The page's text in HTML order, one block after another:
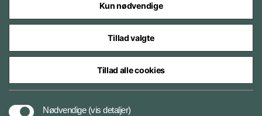
Styrelser og myndigheder under Forsvarsministeriet
Kun nødvendige
Tillad valgte
Tillad alle cookies
Nødvendige (vis detaljer)